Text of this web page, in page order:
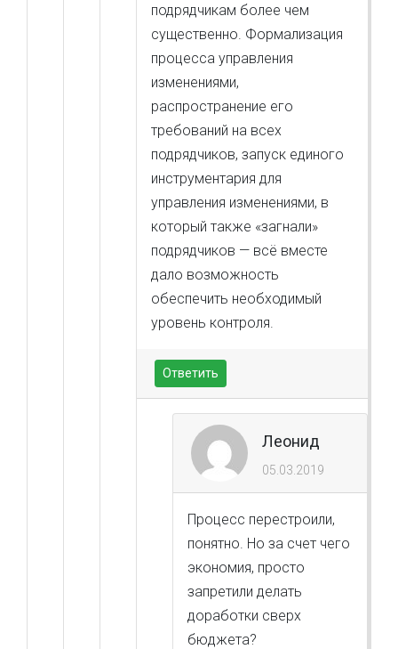
подрядчикам более чем
существенно. Формализация
процесса управления
изменениями,
распространение его
требований на всех
подрядчиков, запуск единого
инструментария для
управления изменениями, в
который также «загнали»
подрядчиков — всё вместе
дало возможность
обеспечить необходимый
уровень контроля.
Ответить
Леонид
05.03.2019
Процесс перестроили,
понятно. Но за счет чего
экономия, просто
запретили делать
доработки сверх
бюджета?